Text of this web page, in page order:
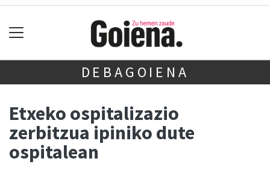
DEBAGOIENA
Etxeko ospitalizazio
zerbitzua ipiniko dute
ospitalean